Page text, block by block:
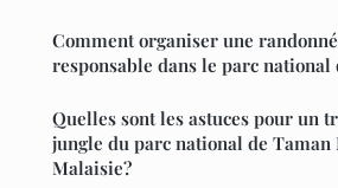
Comment organiser une
responsable dans le parc national
Quelles sont les astuces pour un
jungle du parc national de Taman
Malaisie?